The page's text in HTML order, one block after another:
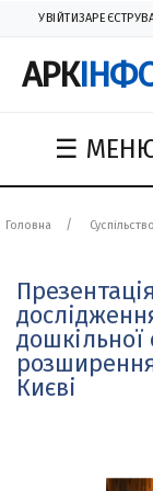
УВІЙТИ
АРК
☰
Головна Суспільство
дошкільної
Києві